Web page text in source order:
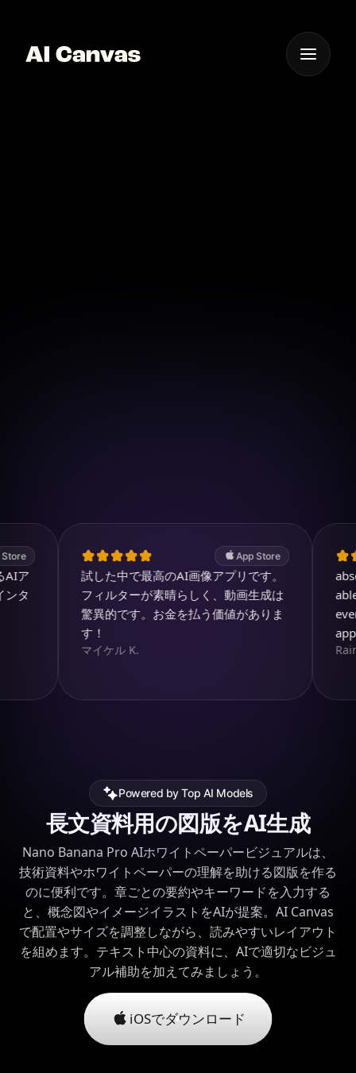
App Store
試した中で最高のAI画像アプリです。
フィルターが素晴らしく、動画生成は
驚異的です。お金を払う価値がありま
マイケル K.
able to
ever
app so
Powered by Top AI Models
長文資料用の図版をAI生成
Nano Banana Pro AIホワイトペーパービジュアルは、
技術資料やホワイトペーパーの理解を助ける図版を作る
のに便利です。章ごとの要約やキーワードを入力する
と、概念図やイメージイラストをAIが提案。AI Canvas
で配置やサイズを調整しながら、読みやすいレイアウト
を組めます。テキスト中心の資料に、AIで適切なビジュ
アル補助を加えてみましょう。
iOSでダウンロード